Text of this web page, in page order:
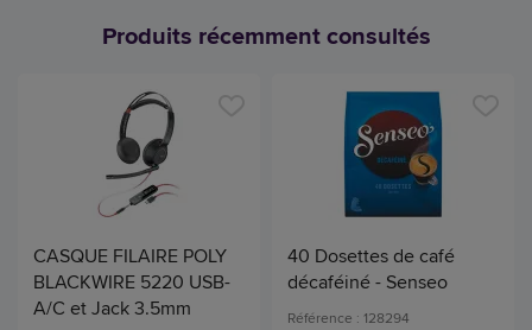
Produits récemment consultés
CASQUE FILAIRE POLY
BLACKWIRE 5220 USB-
A/C et Jack 3.5mm
40 Dosettes de café
décaféiné - Senseo
Référence : 128294